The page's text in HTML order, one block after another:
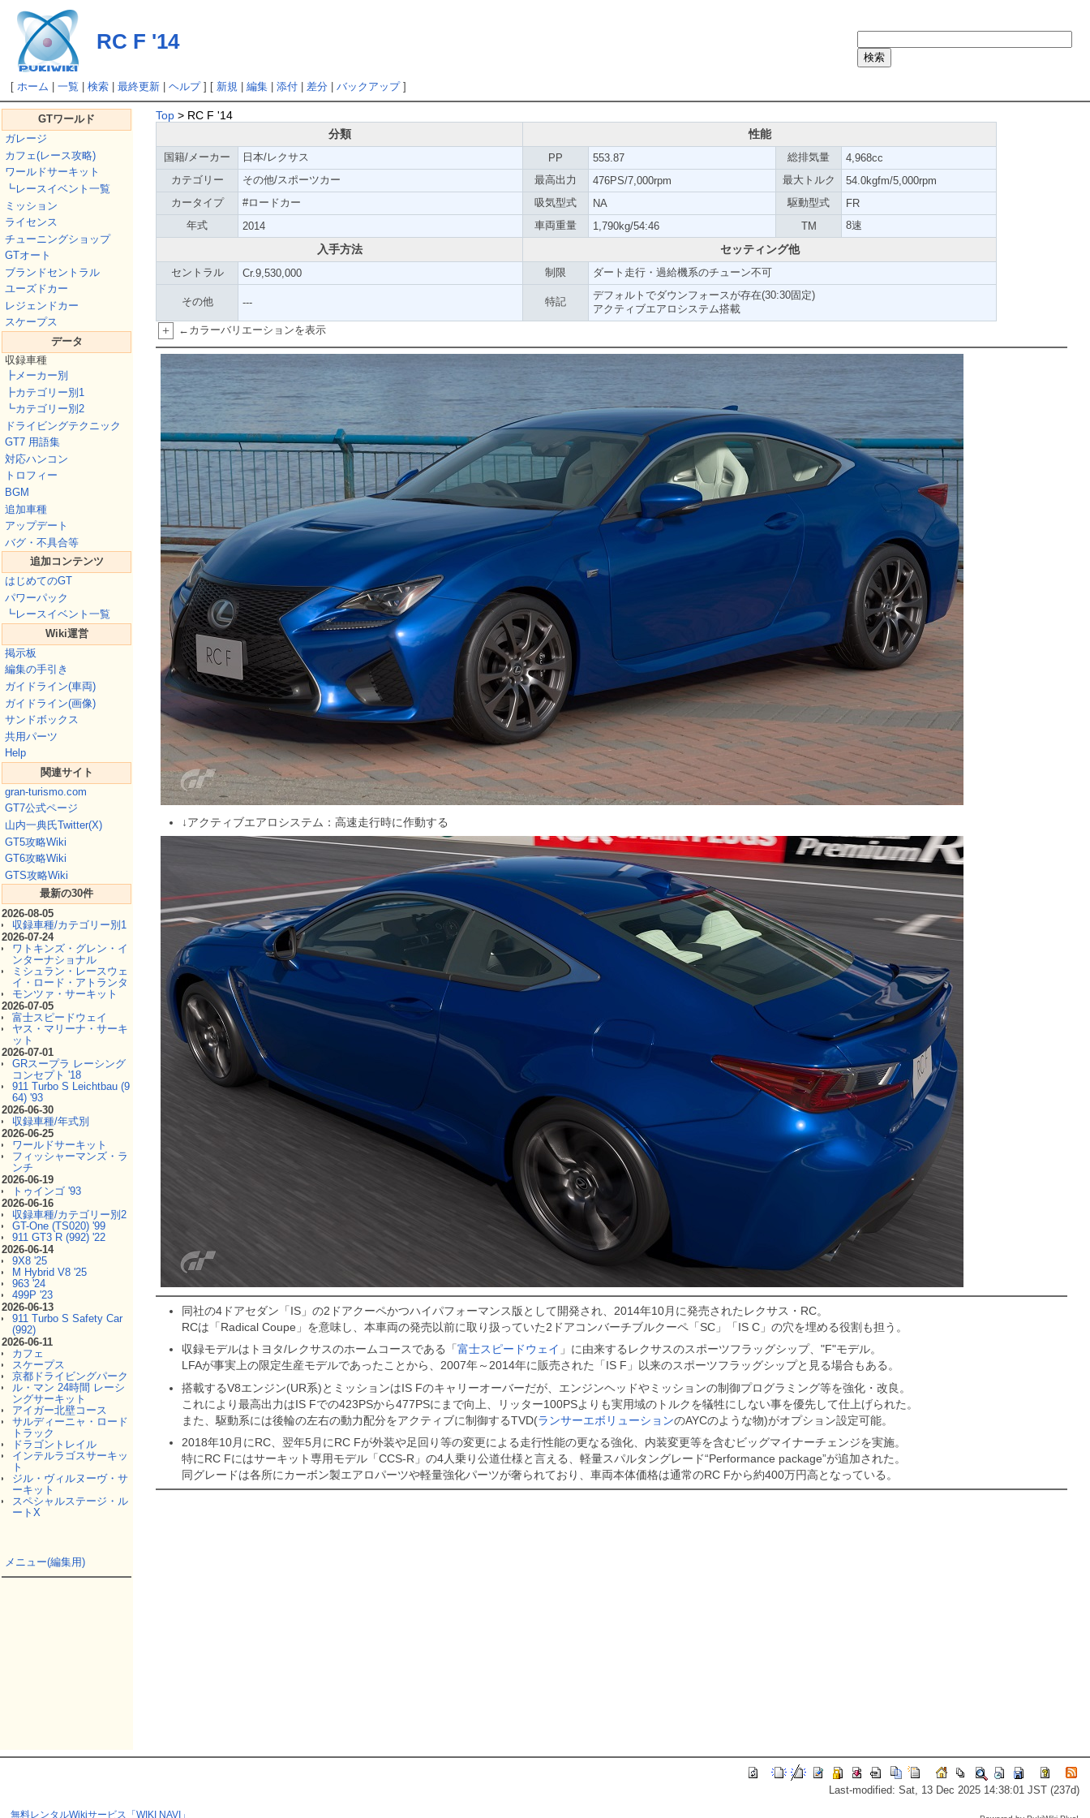
RC F '14
[ホーム |一覧 |検索 |最終更新 |ヘルプ] [ 新規 |編集 |添付 |差分 |バックアップ]
GTワールド
ガレージ
カフェ(レース攻略)
ワールドサーキット
┗レースイベント一覧
ミッション
ライセンス
チューニングショップ
GTオート
ブランドセントラル
ユーズドカー
レジェンドカー
スケープス
データ
収録車種
┣メーカー別
┣カテゴリー別1
┗カテゴリー別2
ドライビングテクニック
GT7 用語集
対応ハンコン
トロフィー
BGM
追加車種
アップデート
バグ・不具合等
追加コンテンツ
はじめてのGT
パワーパック
┗レースイベント一覧
Wiki運営
掲示板
編集の手引き
ガイドライン(車両)
ガイドライン(画像)
サンドボックス
共用パーツ
Help
関連サイト
gran-turismo.com
GT7公式ページ
山内一典氏Twitter(X)
GT5攻略Wiki
GT6攻略Wiki
GTS攻略Wiki
最新の30件
2026-08-05
収録車種/カテゴリー別1
2026-07-24
ワトキンズ・グレン・イ
ンターナショナル
ミシュラン・レースウェ
イ・ロード・アトランタ
モンツァ・サーキット
2026-07-05
富士スピードウェイ
ヤス・マリーナ・サーキ
ット
2026-07-01
GRスープラ レーシング
コンセプト '18
911 Turbo S Leichtbau (9
64) '93
2026-06-30
収録車種/年式別
2026-06-25
ワールドサーキット
フィッシャーマンズ・ラ
ンチ
2026-06-19
トゥインゴ '93
2026-06-16
収録車種/カテゴリー別2
GT-One (TS020) '99
911 GT3 R (992) '22
2026-06-14
9X8 '25
M Hybrid V8 '25
963 '24
499P '23
2026-06-13
911 Turbo S Safety Car
(992)
2026-06-11
カフェ
スケープス
京都ドライビングパーク
ル・マン 24時間 レーシ
ングサーキット
アイガー北壁コース
サルディーニャ・ロード
トラック
ドラゴントレイル
インテルラゴスサーキッ
ト
ジル・ヴィルヌーヴ・サ
ーキット
スペシャルステージ・ル
ートX
メニュー(編集用)
Top > RC F '14
分類
性能
国籍/メーカー 日本/レクサス PP 553.87 総排気量
4,968cc
カテゴリー
その他/スポーツカー 最高出力 476PS/7,000rpm 最大トルク
54.0kgfm/5,000rpm
カータイプ
#ロードカー 吸気型式 NA 駆動型式
FR
年式
2014 車両重量 1,790kg/54:46 TM 8速
入手方法 セッティング他
セントラル Cr.9,530,000 制限 ダート走行・過給機系のチューン不可
その他 --- 特記
デフォルトでダウンフォースが存在(30:30固定)
アクティブエアロシステム搭載
+ ←カラーバリエーションを表示
↓アクティブエアロシステム：高速走行時に作動する
同社の4ドアセダン「IS」の2ドアクーペかつハイパフォーマンス版として開発され、2014年10月に発売されたレクサス・RC。
RCは「Radical Coupe」を意味し、本車両の発売以前に取り扱っていた2ドアコンバーチブルクーペ「SC」「IS C」の穴を埋める役割も担う。
収録モデルはトヨタ/レクサスのホームコースである「富士スピードウェイ 」に由来するレクサスのスポーツフラッグシップ、"F"モデル。
LFAが事実上の限定生産モデルであったことから、2007年～2014年に販売された「IS F」以来のスポーツフラッグシップと見る場合もある。
搭載するV8エンジン(UR系)とミッションはIS Fのキャリーオーバーだが、エンジンヘッドやミッションの制御プログラミング等を強化・改良。
これにより最高出力はIS Fでの423PSから477PSにまで向上、リッター100PSよりも実用域のトルクを犠牲にしない事を優先して仕上げられた。
また、駆動系には後輪の左右の動力配分をアクティブに制御するTVD(ランサーエボリューションのAYCのような物)がオプション設定可能。
2018年10月にRC、翌年5月にRC Fが外装や足回り等の変更による走行性能の更なる強化、内装変更等を含むビッグマイナーチェンジを実施。
特にRC Fにはサーキット専用モデル「CCS-R」の4人乗り公道仕様と言える、軽量スパルタングレード“Performance package”が追加された。
同グレードは各所にカーボン製エアロパーツや軽量強化パーツが奢られており、車両本体価格は通常のRC Fから約400万円高となっている。
Last-modified: Sat, 13 Dec 2025 14:38:01 JST (237d)
無料レンタルWikiサービス「WIKI NAVI」